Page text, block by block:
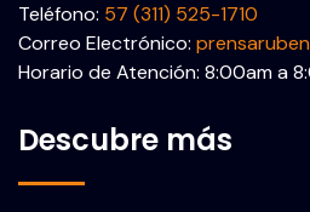
Teléfono: 57 (311) 525-1710
Correo Electrónico:
Horario de Atención: 8:00am a
Descubre más